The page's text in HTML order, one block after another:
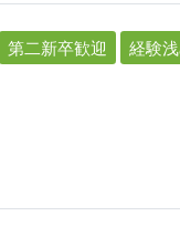
第二新卒歓迎 経験